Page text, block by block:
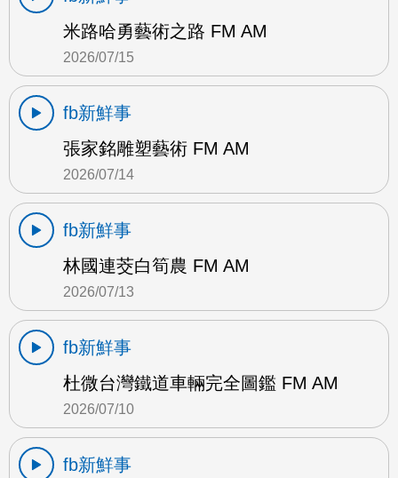
米路哈勇藝術之路 FM AM
2026/07/15
fb新鮮事
張家銘雕塑藝術 FM AM
2026/07/14
fb新鮮事
林國連茭白筍農 FM AM
2026/07/13
fb新鮮事
杜微台灣鐵道車輛完全圖鑑 FM AM
2026/07/10
fb新鮮事